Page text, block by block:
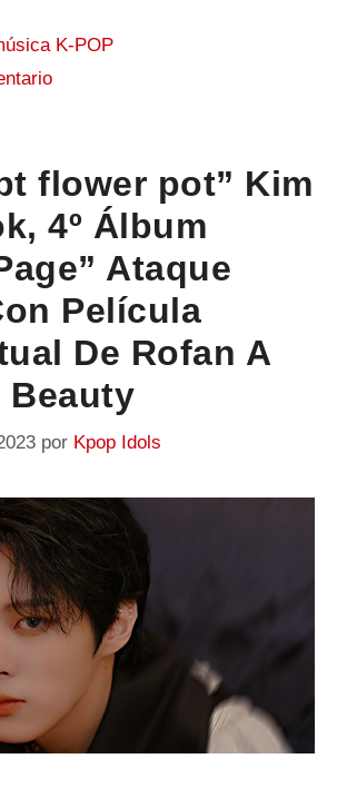
K-POP
flower pot” Kim
4º Álbum
Ataque
Película
De Rofan A
Beauty
por Kpop Idols